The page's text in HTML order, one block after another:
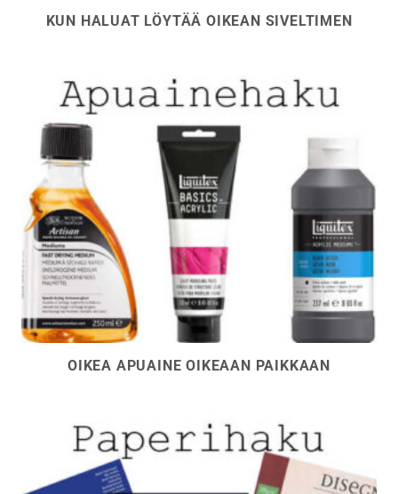
KUN HALUAT LÖYTÄÄ OIKEAN SIVELTIMEN
OIKEA APUAINE OIKEAAN PAIKKAAN